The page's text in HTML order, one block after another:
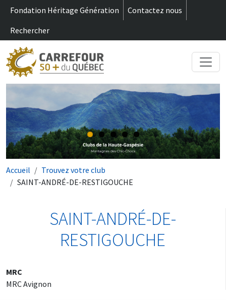
Aller au contenu principal
Fondation Héritage Génération
Contactez nous
Rechercher
Fil d'Ariane
Accueil
Trouvez votre club
SAINT-ANDRÉ-DE-RESTIGOUCHE
SAINT-ANDRÉ-DE-
RESTIGOUCHE
MRC
MRC Avignon